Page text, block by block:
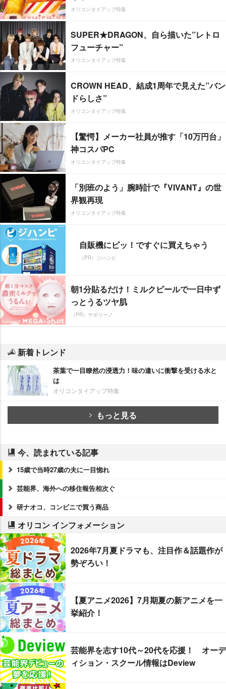
オリコンタイアップ特集
SUPER★DRAGON、自ら描いた”レトロ
フューチャー”
オリコンタイアップ特集
CROWN HEAD、結成1周年で見えた”バン
ドらしさ”
オリコンタイアップ特集
【驚愕】メーカー社員が推す「10万円台」
神コスパPC
オリコンタイアップ特集
「別班のよう」腕時計で『VIVANT』の世
界観再現
オリコンタイアップ特集
自販機にピッ！ですぐに買えちゃう
（PR）ジハンピ
朝1分貼るだけ！ミルクピールで一日中ず
っとうるツヤ肌
（PR）サボリーノ
新着トレンド
茶葉で一目瞭然の浸透力！味の違いに衝撃を受ける水と
は
オリコンタイアップ特集
もっと見る
今、読まれている記事
15歳で当時27歳の夫に一目惚れ
芸能界、海外への移住報告相次ぐ
研ナオコ、コンビニで買う商品
オリコン インフォメーション
2026年7月夏ドラマも、注目作＆話題作が
勢ぞろい！
【夏アニメ2026】7月期夏の新アニメを一
挙紹介！
芸能界を志す10代～20代を応援！ オーデ
ィション・スクール情報はDeview